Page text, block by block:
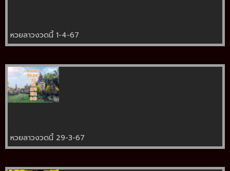
หวยลาวงวดนี้ 1-4-67
หวยลาวงวดนี้ 29-3-67